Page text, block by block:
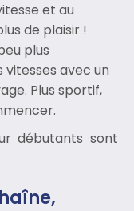
et au
de plaisir !
plus
vitesses avec un
Plus sportif,
débutants sont